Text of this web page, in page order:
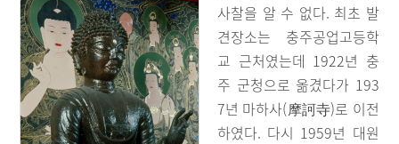
사찰을 알 수 없다. 최초 발
견장소는 충주공업고등학
교 근처였는데 1922년 충
주 군청으로 옮겼다가 193
7년 마하사(摩訶寺)로 이전
하였다. 다시 1959년 대원